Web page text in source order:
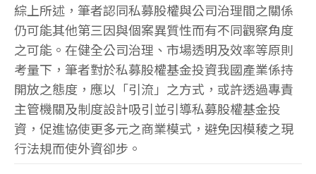
綜上所述，筆者認同私募股權與公司治理間之關係
仍可能其他第三因與個案異質性而有不同觀察角度
之可能。在健全公司治理、市場透明及效率等原則
考量下，筆者對於私募股權基金投資我國產業係持
開放之態度，應以「引流」之方式，或許透過專責
主管機關及制度設計吸引並引導私募股權基金投
資，促進協使更多元之商業模式，避免因模稜之現
行法規而使外資卻步。